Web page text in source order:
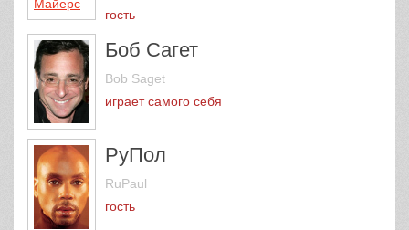
гость
Боб Сагет
Bob Saget
играет самого себя
РуПол
RuPaul
гость